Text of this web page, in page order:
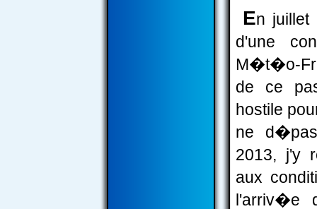
En
d'une
M�t�o-
de ce
hostile
ne
2013, j'y
aux
l'arriv�e